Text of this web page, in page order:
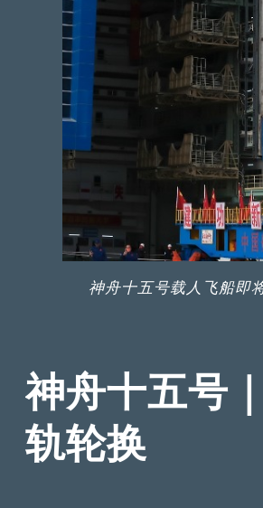
神舟十五号载人飞船即
神舟十五号
轨轮换